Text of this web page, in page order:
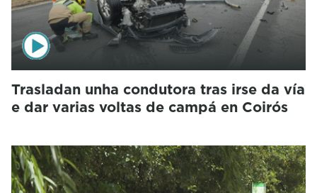
Trasladan unha condutora tras irse da vía
e dar varias voltas de campá en Coirós